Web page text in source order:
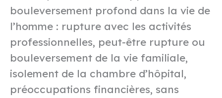
bouleversement profond dans la vie de
l’homme : rupture avec les activités
professionnelles, peut-être rupture ou
bouleversement de la vie familiale,
isolement de la chambre d’hôpital,
préoccupations financières, sans